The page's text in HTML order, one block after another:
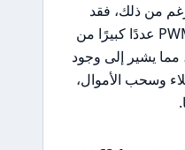
من ذلك، فقد
تلقت PWM Japan Securities عددًا كبيرًا من
يشير إلى وجود
وسحب الأموال،